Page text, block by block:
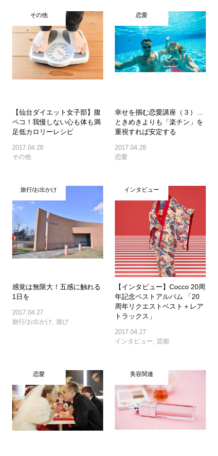
その他
【仙台ダイエット女子部】腹
ペコ！我慢しない心も体も満
足低カロリーレシピ
2017.04.28
その他
恋愛
幸せを掴む恋愛講座（３）…
ときめきよりも「楽チン」を
重視すれば安定する
2017.04.28
恋愛
旅行/お出かけ
感覚は無限大！五感に触れる
1日を
2017.04.27
旅行/お出かけ 遊び
インタビュー
【インタビュー】Cocco 20周
年記念ベストアルバム 「20
周年リクエストベスト＋レア
トラックス」
2017.04.27
インタビュー ,芸能
恋愛 美容関連